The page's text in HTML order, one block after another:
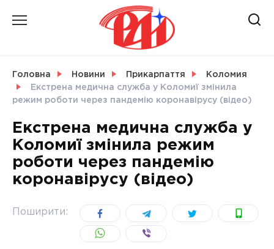
СВІТ
УКРАЇНА
Головна Новини Прикарпаття
Коломия
Екстрена медична служба у Коломиї змінила
режим роботи через пандемію коронавірусу (відео)
Екстрена медична служба у
Коломиї змінила режим
роботи через пандемію
коронавірусу (відео)
Поширити: